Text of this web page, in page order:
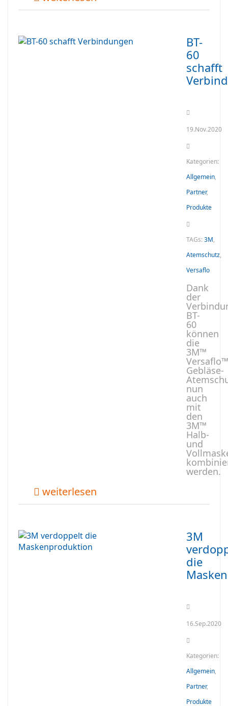
BT-
60
schafft
19.Nov.2020
Kategorien:
Allgemein,
Partner,
Produkte
TAGs:3M,
Atemschutz,
Versaflo
Dank
der
BT-
60
können
die
3M™
Versaflo™
Gebläse-
nun
auch
mit
den
3M™
Halb-
und
werden.
weiterlesen
3M
die
16.Sep.2020
Kategorien:
Allgemein,
Partner,
Produkte